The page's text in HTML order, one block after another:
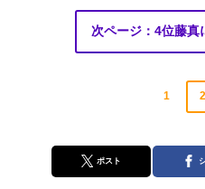
次ページ：4位藤真
1 2
ポスト